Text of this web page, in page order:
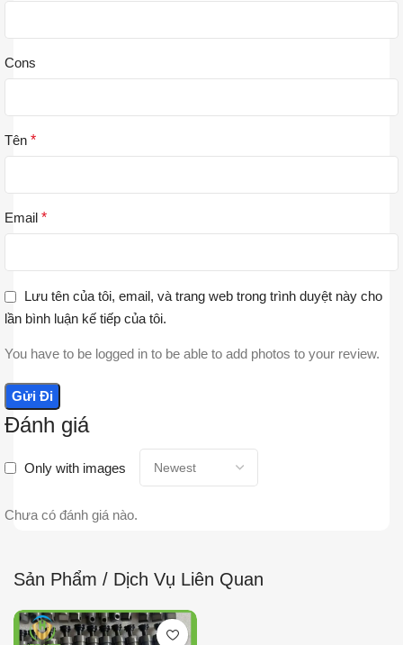
Đánh giá
Only with images
Chưa có đánh giá nào.
Cons
Tên *
Email *
Lưu tên của tôi, email, và trang web trong trình duyệt này cho
lần bình luận kế tiếp của tôi.
You have to be logged in to be able to add photos to your review.
Sản Phẩm / Dịch Vụ Liên Quan